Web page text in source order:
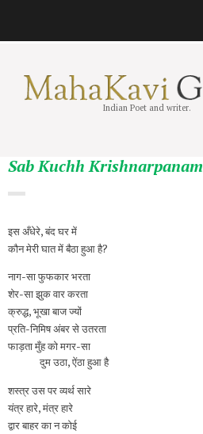
Indian Poet and writer.
Sab Kuchh Krishnarpanam
इस अँधेरे, बंद घर में
कौन मेरी घात में बैठा हुआ है?
नाग-सा फुफकार भरता
शेर-सा झुक वार करता
क्रुद्ध, भूखा बाज ज्यों
प्रति-निमिष अंबर से उतरता
फाड़ता मुँह को मगर-सा
दुम उठा, ऐंठा हुआ है
शस्त्र उस पर व्यर्थ सारे
यंत्र हारे, मंत्र हारे
द्वार बाहर का न कोई